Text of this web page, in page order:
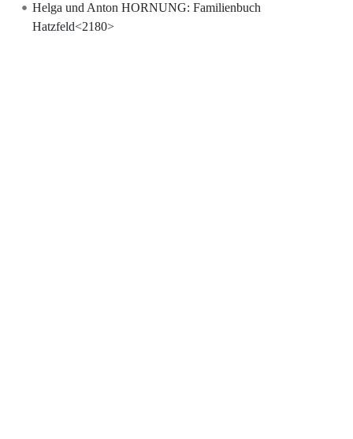
Helga und Anton HORNUNG: Familienbuch
Hatzfeld<2180>